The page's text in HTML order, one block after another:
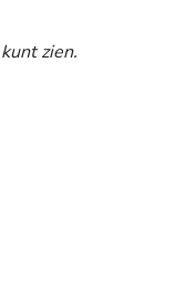
zien.